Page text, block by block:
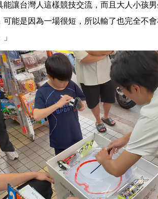
能讓台灣人這樣競技交流，而且大人小孩
可能是因為一場很短，所以輸了也完全不